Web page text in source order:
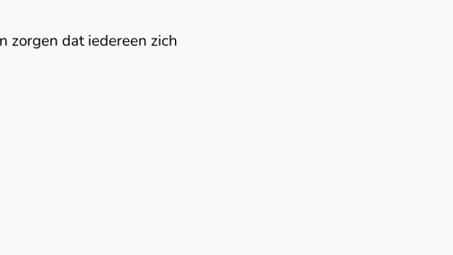
zorgen dat iedereen zich